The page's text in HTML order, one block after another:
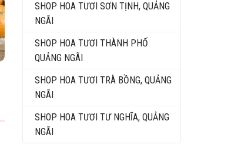
SHOP HOA TƯƠI SƠN TỊNH, QUẢNG
NGÃI
SHOP HOA TƯƠI THÀNH PHỐ
QUẢNG NGÃI
SHOP HOA TƯƠI TRÀ BỒNG, QUẢNG
NGÃI
SHOP HOA TƯƠI TƯ NGHĨA, QUẢNG
NGÃI